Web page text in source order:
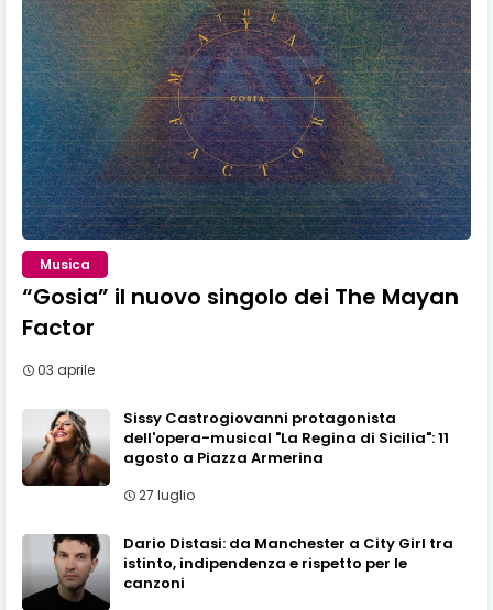
Musica
“Gosia” il nuovo singolo dei The Mayan
Factor
03 aprile
Sissy Castrogiovanni protagonista
dell'opera-musical "La Regina di Sicilia": 11
agosto a Piazza Armerina
27 luglio
Dario Distasi: da Manchester a City Girl tra
istinto, indipendenza e rispetto per le
canzoni